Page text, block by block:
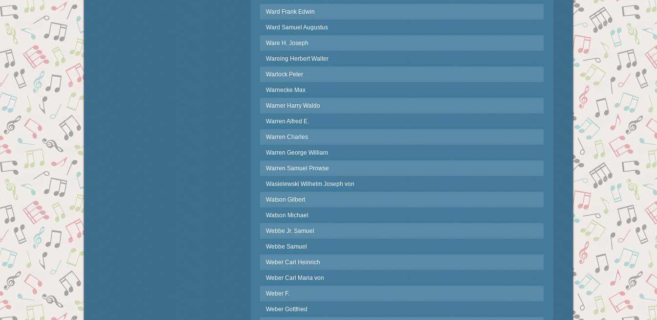
Ward Frank Edwin
Ward Samuel Augustus
Ware H. Joseph
Wareing Herbert Walter
Warlock Peter
Warnecke Max
Warner Harry Waldo
Warren Alfred E.
Warren Charles
Warren George William
Warren Samuel Prowse
Wasielewski Wilhelm Joseph von
Watson Gilbert
Watson Michael
Webbe Jr. Samuel
Webbe Samuel
Weber Carl Heinrich
Weber Carl Maria von
Weber F.
Weber Gottfried